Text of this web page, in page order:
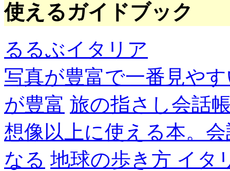
使えるガイドブック
るるぶイタリア
写真が豊富で一番見や
が豊富 旅の指さし会話
想像以上に使える本。
なる 地球の歩き方 イタ